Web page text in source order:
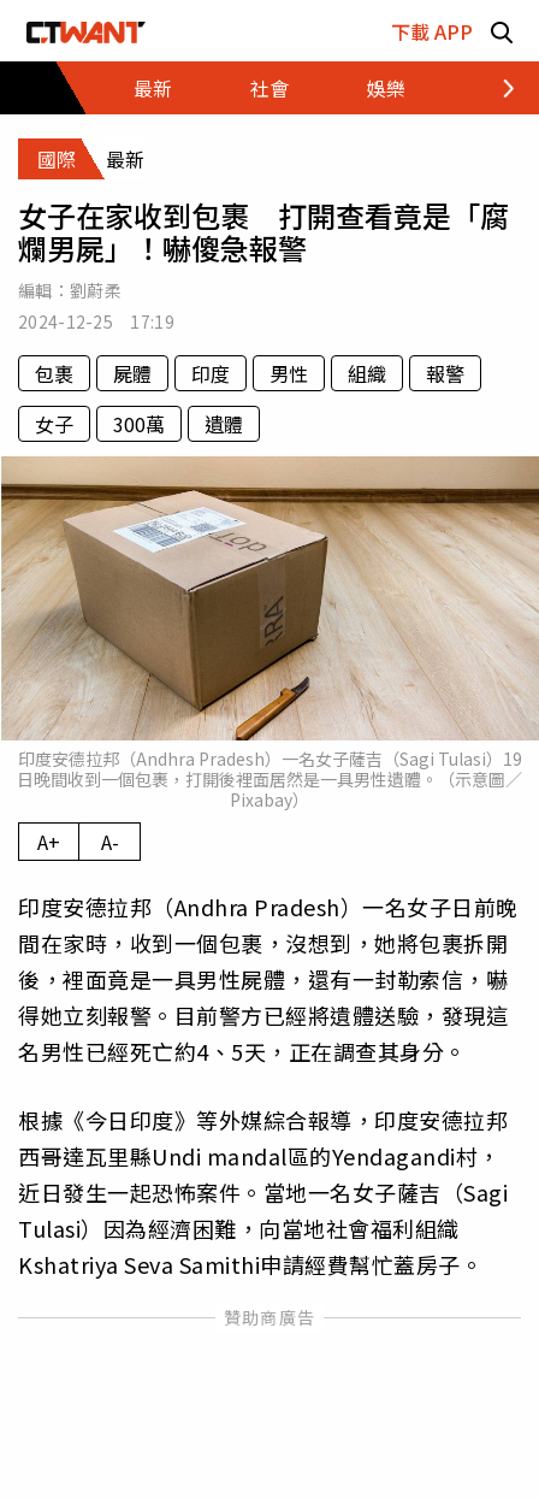
下載 APP
最新
社會 娛樂 財經
國際 最新
女子在家收到包裹 打開查看竟是「腐
爛男屍」！嚇傻急報警
編輯： 劉蔚柔
2024-12-25 17:19
包裹 屍體 印度 男性 組織
報警
女子
300萬 遺體
印度安德拉邦（Andhra Pradesh）一名女子薩吉（Sagi Tulasi）19
日晚間收到一個包裹，打開後裡面居然是一具男性遺體。（示意圖／
Pixabay）
A+ A-
印度安德拉邦（Andhra Pradesh）一名女子日前晚
間在家時，收到一個包裹，沒想到，她將包裹拆開
後，裡面竟是一具男性屍體，還有一封勒索信，嚇
得她立刻報警。目前警方已經將遺體送驗，發現這
名男性已經死亡約4、5天，正在調查其身分。
根據《今日印度》等外媒綜合報導，印度安德拉邦
西哥達瓦里縣Undi mandal區的Yendagandi村，
近日發生一起恐怖案件。當地一名女子薩吉（Sagi
Tulasi）因為經濟困難，向當地社會福利組織
Kshatriya Seva Samithi申請經費幫忙蓋房子。